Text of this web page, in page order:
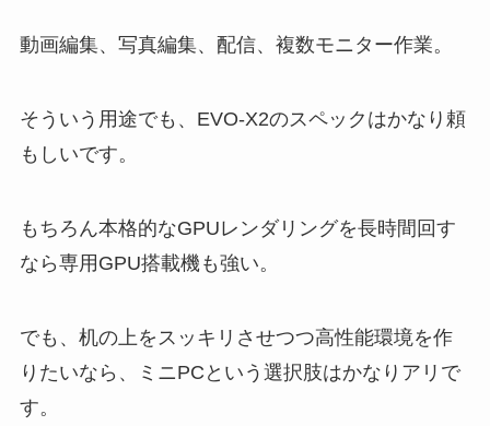
動画編集、写真編集、配信、複数モニター作業。
そういう用途でも、EVO-X2のスペックはかなり頼
もしいです。
もちろん本格的なGPUレンダリングを長時間回す
なら専用GPU搭載機も強い。
でも、机の上をスッキリさせつつ高性能環境を作
りたいなら、ミニPCという選択肢はかなりアリで
す。